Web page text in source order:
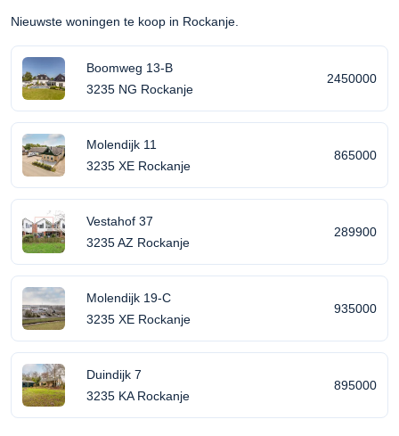
Nieuwste woningen te koop in Rockanje.
Boomweg 13-B
3235 NG Rockanje
2450000
Molendijk 11
3235 XE Rockanje
865000
Vestahof 37
3235 AZ Rockanje
289900
Molendijk 19-C
3235 XE Rockanje
935000
Duindijk 7
3235 KA Rockanje
895000